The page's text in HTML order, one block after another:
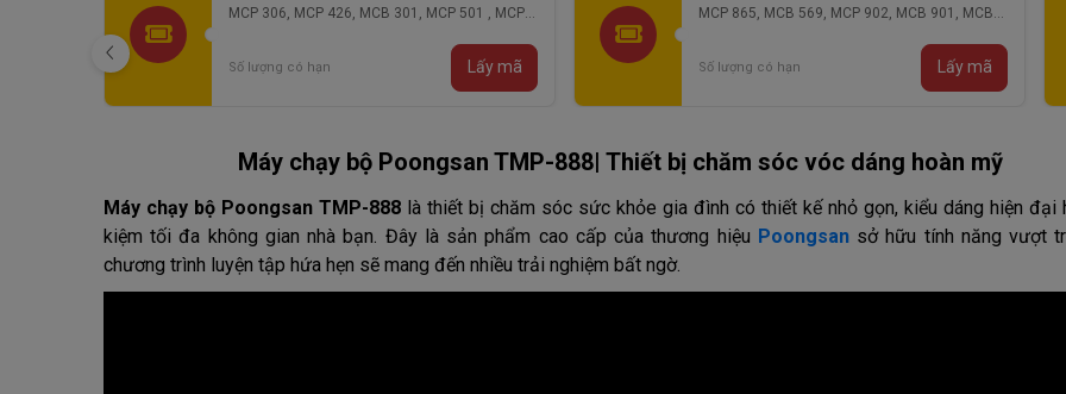
MCP 865, MCB 569, MCP 902, MCB 901, MCB
Số lượng có hạn Lấy mã
MCP 106, MCP 136, MCP 130
Số lượng có hạn Lấy mã
Máy chạy bộ Poongsan TMP-888| Thiết bị chăm sóc vóc dáng hoàn mỹ
Máy chạy bộ Poongsan TMP-888là thiết bị chăm sóc sức khỏe gia đình có thiết kế nhỏ gọn, kiểu dáng hiện đại
kiệm tối đa không gian nhà bạn. Đây là sản phẩm cao cấp của thương hiệu Poongsansở hữu tính năng vượt
chương trình luyện tập hứa hẹn sẽ mang đến nhiều trải nghiệm bất ngờ.
NHẬN MÃ ĐẾN 2000K
MCP 106, MCP 136, MCP 130
NHẬN MÃ ĐẾN 3000K
MCP 306, MCP 426, MCB 301, MCP
501 , MCP 279
NHẬN MÃ ĐẾN
MCP 865, MCB 569,
901, MCB 903,